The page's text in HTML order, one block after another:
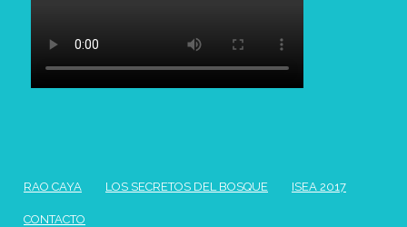
RAO CAYA LOS SECRETOS DEL BOSQUE ISEA 2017
CONTACTO